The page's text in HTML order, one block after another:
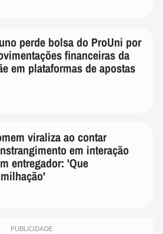
perde bolsa do ProUni por
financeiras da
em plataformas de apostas
viraliza ao contar
em interação
entregador: 'Que
PUBLICIDADE